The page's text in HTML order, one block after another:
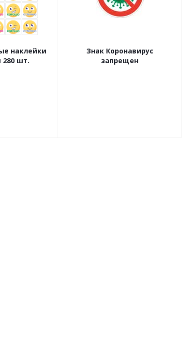
наклейки
шт.
Знак Коронавирус
запрещен